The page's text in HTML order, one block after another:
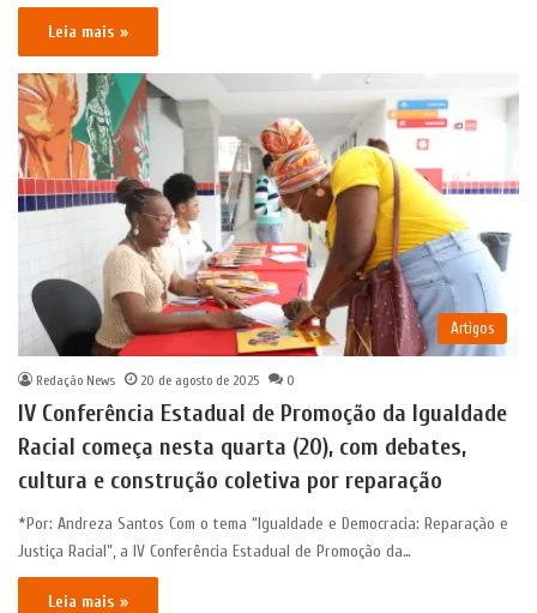
Leia mais »
Artigos
Redação News 20 de agosto de 2025 0
IV Conferência Estadual de Promoção da Igualdade
Racial começa nesta quarta (20), com debates,
cultura e construção coletiva por reparação
*Por: Andreza Santos Com o tema “Igualdade e Democracia: Reparação e
Justiça Racial”, a IV Conferência Estadual de Promoção da…
Leia mais »